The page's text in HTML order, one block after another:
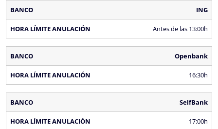
ING
Antes de las 13:00h
Openbank
16:30h
SelfBank
17:00h